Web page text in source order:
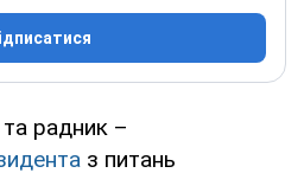
та радник –
з питань